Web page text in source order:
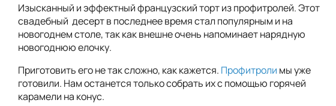
Изысканный и эффектный французский торт из профитролей. Этот
свадебный десерт в последнее время стал популярным и на
новогоднем столе, так как внешне очень напоминает нарядную
новогоднюю елочку.
Приготовить его не так сложно, как кажется. Профитроли мы уже
готовили. Нам останется только собрать их с помощью горячей
карамели на конус.